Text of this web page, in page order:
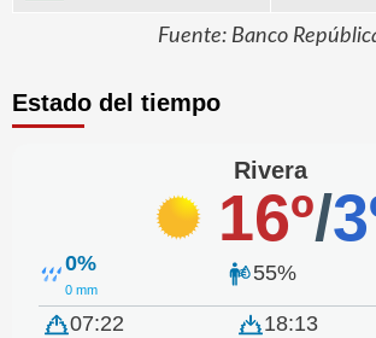
Fuente: Banco
Estado del tiempo
Rivera
16º/
0%
0 mm
55%
07:22 18:13